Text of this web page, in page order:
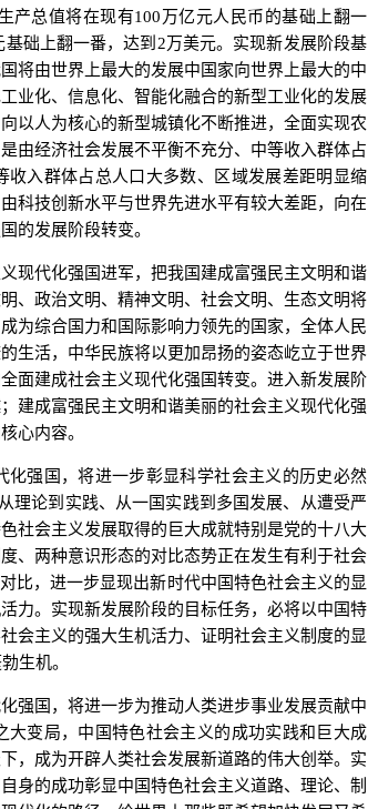
产总值将在现有100万亿元人民币的基础上翻一
础上翻一番，达到2万美元。实现新发展阶段基
将由世界上最大的发展中国家向世界上最大的中
业化、信息化、智能化融合的新型工业化的发展
以人为核心的新型城镇化不断推进，全面实现农
由经济社会发展不平衡不充分、中等收入群体占
入群体占总人口大多数、区域发展差距明显缩
科技创新水平与世界先进水平有较大差距，向在
的发展阶段转变。
代化强国进军，把我国建成富强民主文明和谐
、政治文明、精神文明、社会文明、生态文明将
为综合国力和国际影响力领先的国家，全体人民
生活，中华民族将以更加昂扬的姿态屹立于世界
面建成社会主义现代化强国转变。进入新发展阶
建成富强民主文明和谐美丽的社会主义现代化强
心内容。
强国，将进一步彰显科学社会主义的历史必然
理论到实践、从一国实践到多国发展、从遭受严
社会主义发展取得的巨大成就特别是党的十八大
、两种意识形态的对比态势正在发生有利于社会
比，进一步显现出新时代中国特色社会主义的显
力。实现新发展阶段的目标任务，必将以中国特
会主义的强大生机活力、证明社会主义制度的显
生机。
国，将进一步为推动人类进步事业发展贡献中
变局，中国特色社会主义的成功实践和巨大成
，成为开辟人类社会发展新道路的伟大创举。实
身的成功彰显中国特色社会主义道路、理论、制